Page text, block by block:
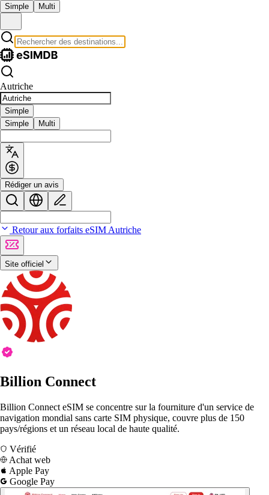
Simple Multi
Autriche
Simple
Simple
Multi
Rédiger un avis
Retour aux forfaits eSIM Autriche
Site officiel
Billion Connect
Billion Connect eSIM se concentre sur la fourniture d'un service de
navigation mondial sans carte SIM physique, couvre plus de 150
pays/régions et un réseau local de haute qualité.
Vérifié
Achat web
Apple Pay
Google Pay